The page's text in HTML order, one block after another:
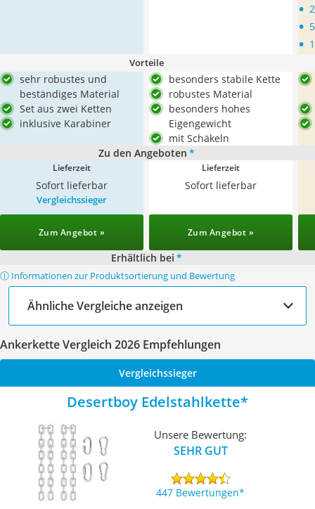
•
•
•
Vorteile
sehr robustes und
beständiges Material
Set aus zwei Ketten
inklusive Karabiner
besonders stabile Kette
robustes Material
besonders hohes
Eigengewicht
mit Schäkeln
Zu den Angeboten *
Lieferzeit
Sofort lieferbar
Lieferzeit
Sofort lieferbar
Vergleichssieger
Zum Angebot » Zum Angebot »
Erhältlich bei *
ⓘ Informationen zur Produktsortierung und Bewertung
Ähnliche Vergleiche anzeigen
Ankerkette Vergleich 2026 Empfehlungen
Vergleichssieger
Desertboy Edelstahlkette
Unsere Bewertung:
SEHR GUT
447 Bewertungen